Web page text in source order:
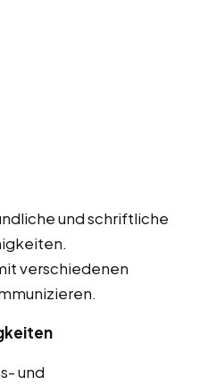
und schriftliche
verschiedenen
und